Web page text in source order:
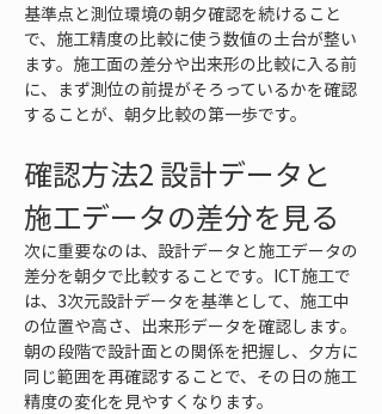
基準点と測位環境の朝夕確認を続けること
で、施工精度の比較に使う数値の土台が整い
ます。施工面の差分や出来形の比較に入る前
に、まず測位の前提がそろっているかを確認
することが、朝夕比較の第一歩です。
確認方法2 設計データと
施工データの差分を見る
次に重要なのは、設計データと施工データの
差分を朝夕で比較することです。ICT施工で
は、3次元設計データを基準として、施工中
の位置や高さ、出来形データを確認します。
朝の段階で設計面との関係を把握し、夕方に
同じ範囲を再確認することで、その日の施工
精度の変化を見やすくなります。